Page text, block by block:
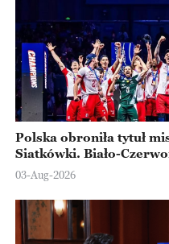
Polska obroniła tytuł
Siatkówki. Biało-
Ningbo
03-Aug-2026